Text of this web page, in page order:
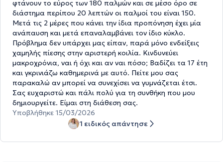
φτάνουν το εύρος των 180 παλμών και σε μέσο όρο σε
διάστημα περίπου 20 λεπτών οι παλμοί του είναι 150.
Μετά τις 2 μέρες που κάνει την ίδια προπόνηση έχει μία
ανάπαυση και μετά επαναλαμβάνει τον ίδιο κύκλο.
Πρόβλημα δεν υπάρχει μας είπαν, παρά μόνο ενδείξεις
χαμηλής πίεσης στην αριστερή κοιλία. Κινδυνεύει
μακροχρόνια, ναι ή όχι και αν ναι πόσο; Βαδίζει τα 17 έτη
και γκρινιάζω καθημερινά με αυτό. Πείτε μου σας
παρακαλώ αν μπορεί να συνεχίσει να γυμνάζεται έτσι.
Σας ευχαριστώ και πάλι πολύ για τη συνθήκη που μου
δημιουργείτε. Είμαι στη διάθεση σας.
Υποβλήθηκε 15/03/2026
1 ειδικός απάντησε